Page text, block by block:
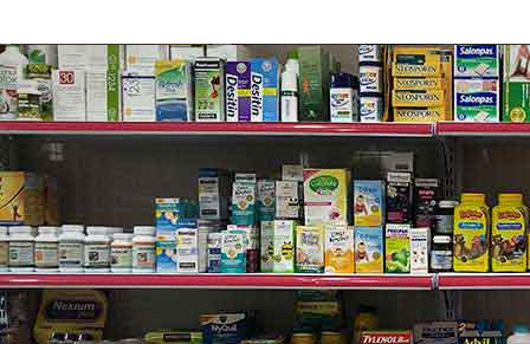
– Tránh xa tầm tay trẻ em.